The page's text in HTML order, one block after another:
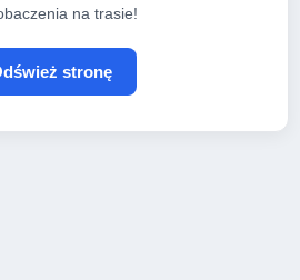
na trasie!
stronę